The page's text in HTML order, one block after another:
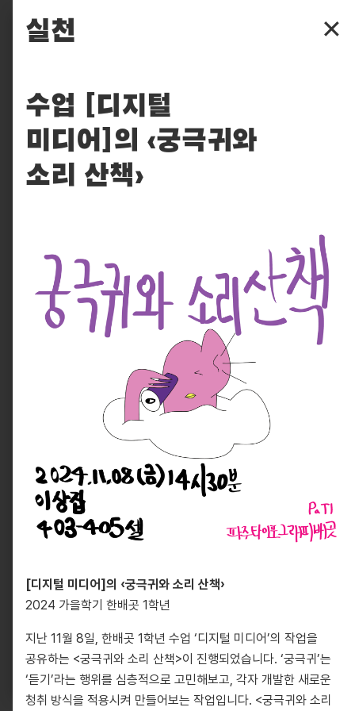
파주타이포그라피배곳
배움
입학
후원
실천
피읖
실천 ✕
수업 [디지털
미디어]의 ‹궁극귀와
소리 산책›
[디지털 미디어]의 ‹궁극귀와 소리 산책›
2024 가을학기 한배곳 1학년
지난 11월 8일, 한배곳 1학년 수업 ‘디지털 미디어’의 작업을
공유하는 <궁극귀와 소리 산책>이 진행되었습니다. ‘궁극귀’는
‘듣기’라는 행위를 심층적으로 고민해보고, 각자 개발한 새로운
청취 방식을 적용시켜 만들어보는 작업입니다. <궁극귀와 소리
info@pati.kr
South Korea